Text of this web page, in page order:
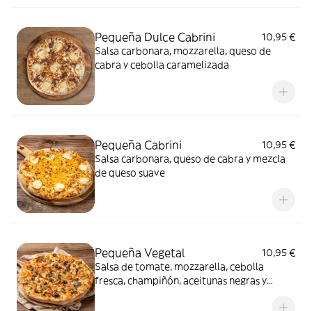
Pequeña Dulce Cabrini
10,95 €
Salsa carbonara, mozzarella, queso de
cabra y cebolla caramelizada
Pequeña Cabrini
10,95 €
Salsa carbonara, queso de cabra y mezcla
de queso suave
Pequeña Vegetal
10,95 €
Salsa de tomate, mozzarella, cebolla
fresca, champiñón, aceitunas negras y